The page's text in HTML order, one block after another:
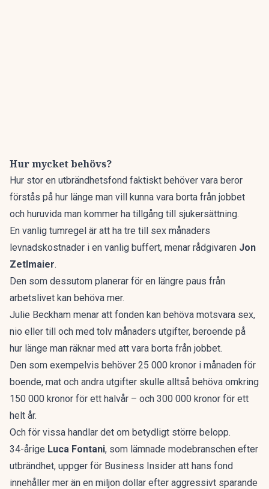
Hur mycket behövs?
Hur stor en utbrändhetsfond faktiskt behöver vara beror
förstås på hur länge man vill kunna vara borta från jobbet
och huruvida man kommer ha tillgång till sjukersättning.
En vanlig tumregel är att ha tre till sex månaders
levnadskostnader i en vanlig buffert, menar rådgivaren Jon
Zetlmaier.
Den som dessutom planerar för en längre paus från
arbetslivet kan behöva mer.
Julie Beckham menar att fonden kan behöva motsvara sex,
nio eller till och med tolv månaders utgifter, beroende på
hur länge man räknar med att vara borta från jobbet.
Den som exempelvis behöver 25 000 kronor i månaden för
boende, mat och andra utgifter skulle alltså behöva omkring
150 000 kronor för ett halvår – och 300 000 kronor för ett
helt år.
Och för vissa handlar det om betydligt större belopp.
34-årige Luca Fontani, som lämnade modebranschen efter
utbrändhet, uppger för Business Insider att hans fond
innehåller mer än en miljon dollar efter aggressivt sparande